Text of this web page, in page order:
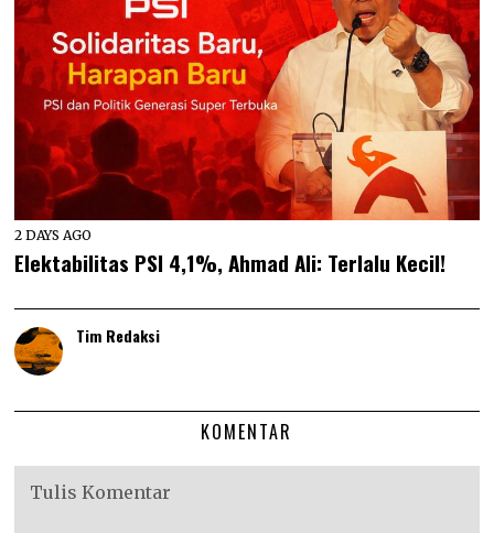
2 DAYS AGO
Elektabilitas PSI 4,1%, Ahmad Ali: Terlalu Kecil!
Tim Redaksi
KOMENTAR